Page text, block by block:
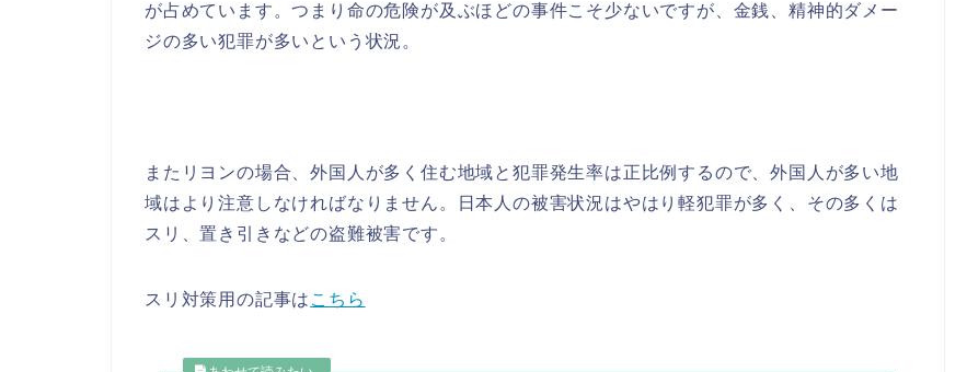
が占めています。つまり命の危険が及ぶほどの事件こそ少ないですが、金銭、精神的ダメー
ジの多い犯罪が多いという状況。
またリヨンの場合、外国人が多く住む地域と犯罪発生率は正比例するので、外国人が多い地
域はより注意しなければなりません。日本人の被害状況はやはり軽犯罪が多く、その多くは
スリ、置き引きなどの盗難被害です。
スリ対策用の記事は こちら